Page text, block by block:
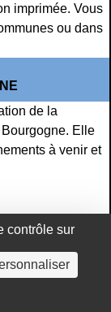
contrôle sur
imprimée. Vous
ou dans
de la
Elle
à venir et
numéros